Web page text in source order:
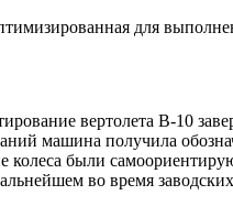
для
вертолета В-10
машина получила
колеса были
во время